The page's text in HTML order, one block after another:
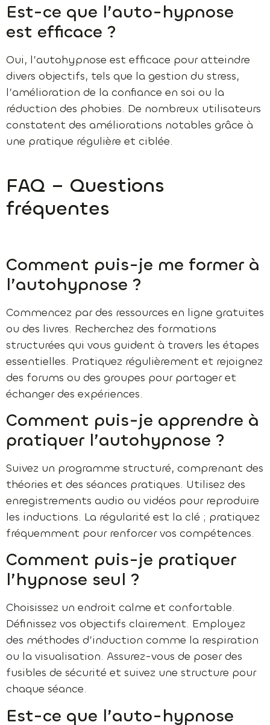
Est-ce que l’auto-hypnose
est efficace ?
Oui, l’autohypnose est efficace pour atteindre
divers objectifs, tels que la gestion du stress,
l’amélioration de la confiance en soi ou la
réduction des phobies. De nombreux utilisateurs
constatent des améliorations notables grâce à
une pratique régulière et ciblée.
FAQ – Questions
fréquentes
Comment puis-je me former à
l’autohypnose ?
Commencez par des ressources en ligne gratuites
ou des livres. Recherchez des formations
structurées qui vous guident à travers les étapes
essentielles. Pratiquez régulièrement et rejoignez
des forums ou des groupes pour partager et
échanger des expériences.
Comment puis-je apprendre à
pratiquer l’autohypnose ?
Suivez un programme structuré, comprenant des
théories et des séances pratiques. Utilisez des
enregistrements audio ou vidéos pour reproduire
les inductions. La régularité est la clé ; pratiquez
fréquemment pour renforcer vos compétences.
Comment puis-je pratiquer
l’hypnose seul ?
Choisissez un endroit calme et confortable.
Définissez vos objectifs clairement. Employez
des méthodes d’induction comme la respiration
ou la visualisation. Assurez-vous de poser des
fusibles de sécurité et suivez une structure pour
chaque séance.
Est-ce que l’auto-hypnose